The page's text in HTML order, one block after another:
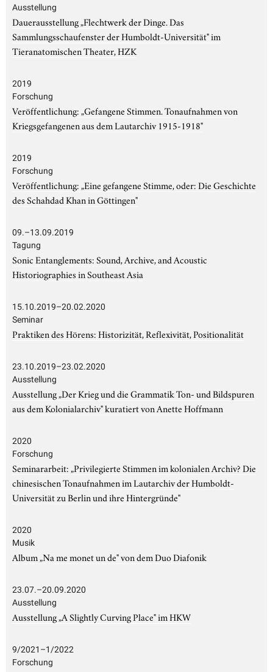
Ausstellung
Dauerausstellung „Flechtwerk der Dinge. Das
Sammlungsschaufenster der Humboldt-Universität" im
Tieranatomischen Theater, HZK
2019
Forschung
Veröffentlichung: „Gefangene Stimmen. Tonaufnahmen von
Kriegsgefangenen aus dem Lautarchiv 1915-1918"
2019
Forschung
Veröffentlichung: „Eine gefangene Stimme, oder: Die Geschichte
des Schahdad Khan in Göttingen"
09.–13.09.2019
Tagung
Sonic Entanglements: Sound, Archive, and Acoustic
Historiographies in Southeast Asia
15.10.2019–20.02.2020
Seminar
Praktiken des Hörens: Historizität, Reflexivität, Positionalität
23.10.2019–23.02.2020
Ausstellung
Ausstellung „Der Krieg und die Grammatik Ton- und Bildspuren
aus dem Kolonialarchiv" kuratiert von Anette Hoffmann
2020
Forschung
Seminararbeit: „Privilegierte Stimmen im kolonialen Archiv? Die
chinesischen Tonaufnahmen im Lautarchiv der Humboldt-
Universität zu Berlin und ihre Hintergründe"
2020
Musik
Album „Na me monet un de" von dem Duo Diafonik
23.07.–20.09.2020
Ausstellung
Ausstellung „A Slightly Curving Place" im HKW
9/2021–1/2022
Forschung